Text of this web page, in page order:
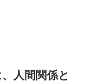
人間関係と